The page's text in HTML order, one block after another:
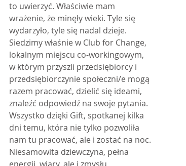
to uwierzyć. Właściwie mam
wrażenie, że minęły wieki. Tyle się
wydarzyło, tyle się nadal dzieje.
Siedzimy właśnie w Club for Change,
lokalnym miejscu co-workingowym,
w którym przyszli przedsiębiorcy i
przedsiębiorczynie społeczni/e mogą
razem pracować, dzielić się ideami,
znaleźć odpowiedź na swoje pytania.
Wszystko dzięki Gift, spotkanej kilka
dni temu, która nie tylko pozwoliła
nam tu pracować, ale i zostać na noc.
Niesamowita dziewczyna, pełna